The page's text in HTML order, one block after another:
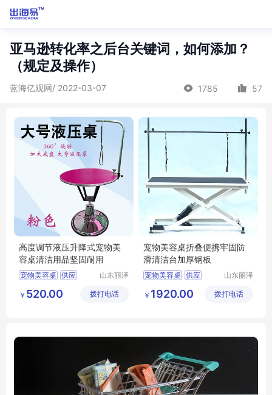
亚马逊转化率之后台关键词，如何添加？
（规定及操作）
蓝海亿观网/ 2022-03-07 1785 57
高度调节液压升降式宠物美
容桌清洁用品坚固耐用
宠物美容桌 供应
狗狗清洁美容工具
山东丽泽
有限公司
￥ 520.00 拨打电话
宠物美容桌折叠便携牢固防
滑清洁台加厚钢板
宠物美容桌 供应
狗狗清洁美容工具
山东丽泽
有限公司
￥ 1920.00 拨打电话